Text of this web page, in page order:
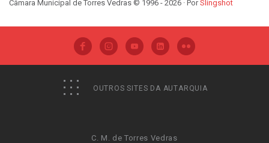
Câmara Municipal de Torres Vedras © 1996 - 2026 · PorSlingshot
OUTROS SITES DA AUTARQUIA
C. M. de Torres Vedras